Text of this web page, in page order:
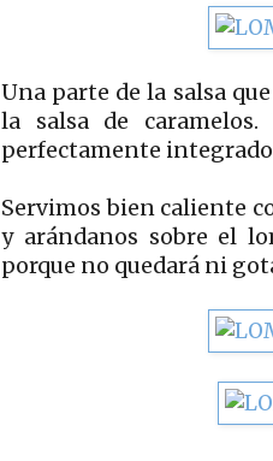
Una parte de la salsa
la salsa de
perfectamente
Servimos bien caliente
y arándanos sobre el
porque no quedará ni